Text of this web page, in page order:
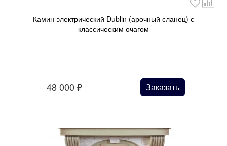
Камин электрический Dublin (арочный сланец) с
классическим очагом
48 000₽ Заказать